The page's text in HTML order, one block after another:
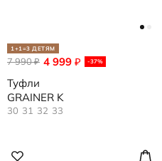
1+1=3 ДЕТЯМ
4 999 ₽ -37%
7 990₽
Туфли
GRAINER K
30 31 32 33